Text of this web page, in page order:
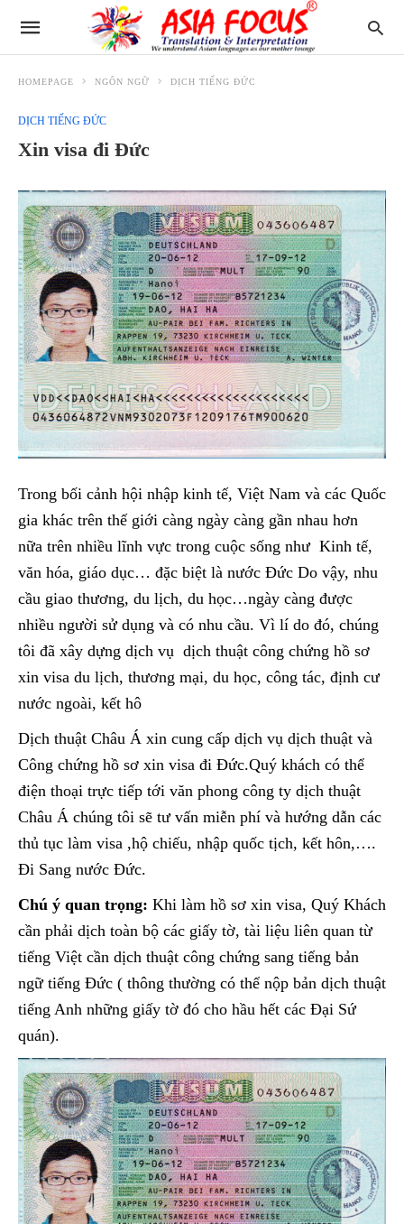
HOMEPAGE NGÔN NGỮ DỊCH TIẾNG ĐỨC
DỊCH TIẾNG ĐỨC
Xin visa đi Đức
Trong bối cảnh hội nhập kinh tế, Việt Nam và các Quốc
gia khác trên thế giới càng ngày càng gần nhau hơn
nữa trên nhiều lĩnh vực trong cuộc sống như Kinh tế,
văn hóa, giáo dục… đặc biệt là nước Đức Do vậy, nhu
cầu giao thương, du lịch, du học…ngày càng được
nhiều người sử dụng và có nhu cầu. Vì lí do đó, chúng
tôi đã xây dựng dịch vụ dịch thuật công chứng hồ sơ
xin visa du lịch, thương mại, du học, công tác, định cư
nước ngoài, kết hô
Dịch thuật Châu Á xin cung cấp dịch vụ dịch thuật và
Công chứng hồ sơ xin visa đi Đức.Quý khách có thể
điện thoại trực tiếp tới văn phong công ty dịch thuật
Châu Á chúng tôi sẽ tư vấn miễn phí và hướng dẫn các
thủ tục làm visa ,hộ chiếu, nhập quốc tịch, kết hôn,….
Đi Sang nước Đức.
Chú ý quan trọng: Khi làm hồ sơ xin visa, Quý Khách
cần phải dịch toàn bộ các giấy tờ, tài liệu liên quan từ
tiếng Việt cần dịch thuật công chứng sang tiếng bản
ngữ tiếng Đức ( thông thường có thể nộp bản dịch thuật
tiếng Anh những giấy tờ đó cho hầu hết các Đại Sứ
quán).